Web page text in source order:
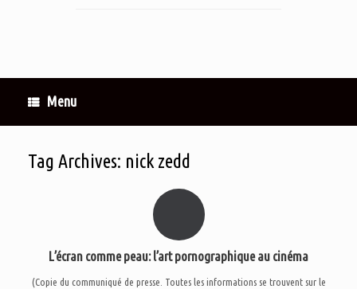
Menu
Tag Archives: nick zedd
L’écran comme peau: l’art pornographique au cinéma
(Copie du communiqué de presse. Toutes les informations se trouvent sur le